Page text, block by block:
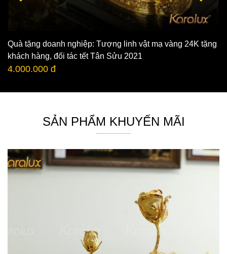
Quà tặng doanh nghiệp: Tượng linh vật mạ vàng 24K tặng
khách hàng, đối tác tết Tân Sửu 2021
4.000.000 đ
SẢN PHẨM KHUYẾN MÃI